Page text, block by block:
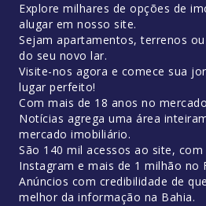
Explore milhares de opções de
alugar em nosso site.
Sejam apartamentos, terrenos
do seu novo lar.
Visite-nos agora e comece sua
lugar perfeito!
Com mais de 18 anos no
Notícias agrega uma área
mercado imobiliário.
São 140 mil acessos ao site,
Instagram e mais de 1 milhão no
Anúncios com credibilidade de
melhor da informação na Bahia.